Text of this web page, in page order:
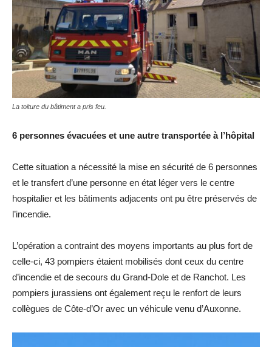
La toiture du bâtiment a pris feu.
6 personnes évacuées et une autre transportée à l’hôpital
Cette situation a nécessité la mise en sécurité de 6 personnes
et le transfert d’une personne en état léger vers le centre
hospitalier et les bâtiments adjacents ont pu être préservés de
l’incendie.
L’opération a contraint des moyens importants au plus fort de
celle-ci, 43 pompiers étaient mobilisés dont ceux du centre
d’incendie et de secours du Grand-Dole et de Ranchot. Les
pompiers jurassiens ont également reçu le renfort de leurs
collègues de Côte-d’Or avec un véhicule venu d’Auxonne.